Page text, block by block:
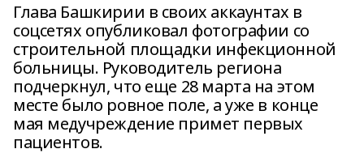
Глава Башкирии в своих аккаунтах в
соцсетях опубликовал фотографии со
строительной площадки инфекционной
больницы. Руководитель региона
подчеркнул, что еще 28 марта на этом
месте было ровное поле, а уже в конце
мая медучреждение примет первых
пациентов.